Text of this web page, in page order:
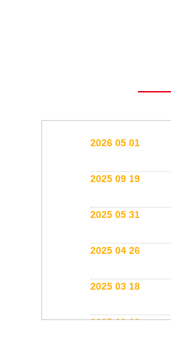
2026 05 01
2025 09 19
2025 05 31
2025 04 26
2025 03 18
2025 03 12